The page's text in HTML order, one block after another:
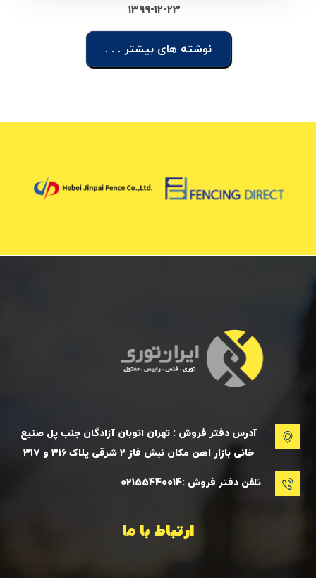
۱۳۹۹-۱۲-۲۳
نوشته های بیشتر . . .
آدرس دفتر فروش : تهران اتوبان آزادگان جنب پل صنیع
خانی بازار اهن مکان نبش فاز ۲ شرقی پلاک ۳۱۶ و ۳۱۷
تلفن دفتر فروش :02155440014
ارتباط با ما